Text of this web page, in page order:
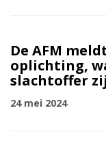
De AFM
oplichting,
slachtoffer
24 mei 2024